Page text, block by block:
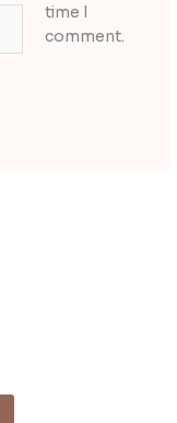
time I
comment.